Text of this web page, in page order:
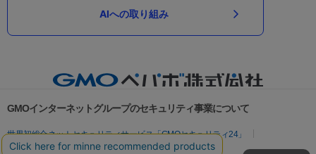
AIへの取り組み
GMOインターネットグループのセキュリティ事業について
世界初総合ネットセキュリティサービス「GMOセキュリティ24」
パスワード漏洩診断
Webサイトリスク診断